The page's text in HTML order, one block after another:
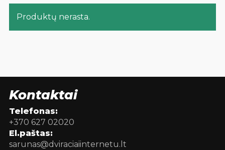
Produktų nerasta.
Kontaktai
Telefonas:
+370 627 02020
El.paštas:
sarunas@dviraciaiinternetu.lt